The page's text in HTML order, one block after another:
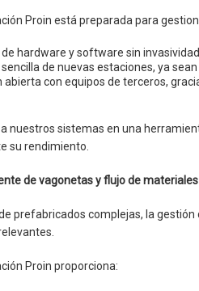
Proin está preparada para
hardware y software sin
sencilla de nuevas estaciones, ya
abierta con equipos de terceros,
nuestros sistemas en una
su rendimiento.
de vagonetas y flujo de materiales
prefabricados complejas, la
Proin proporciona: